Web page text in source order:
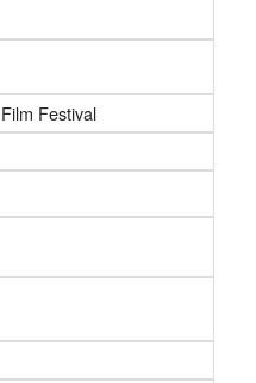
Festival